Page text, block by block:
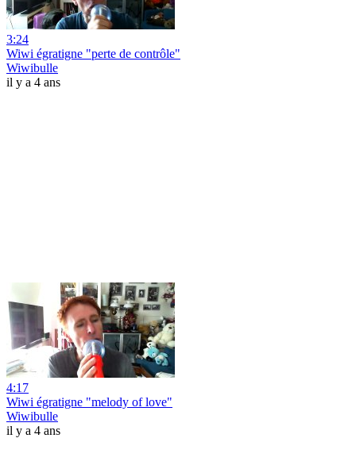
3:24
Wiwi égratigne "perte de contrôle"
Wiwibulle
il y a 4 ans
4:17
Wiwi égratigne "melody of love"
Wiwibulle
il y a 4 ans